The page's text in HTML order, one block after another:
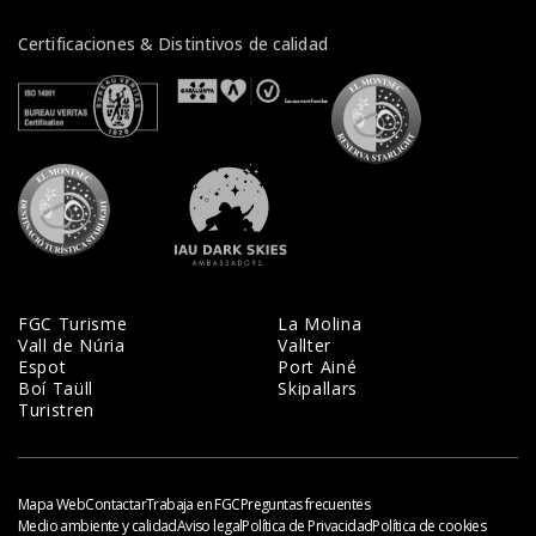
Certificaciones & Distintivos de calidad
Veure certificats Veure certificats
Veure certificats
FGC Turisme
La Molina
Vall de Núria
Vallter
Espot
Port Ainé
Boí Taüll
Skipallars
Turistren
Mapa WebContactarTrabaja en FGCPreguntas frecuentes
Medio ambiente y calidadAviso legalPolítica de PrivacidadPolítica de cookies